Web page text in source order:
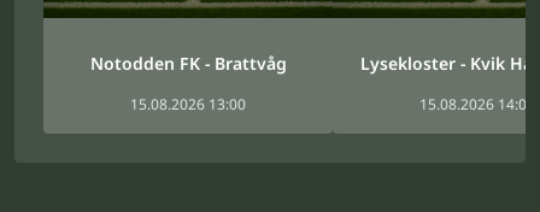
Notodden FK - Brattvåg
15.08.2026 13:00
Lysekloster - Kvik
15.08.2026 14:00